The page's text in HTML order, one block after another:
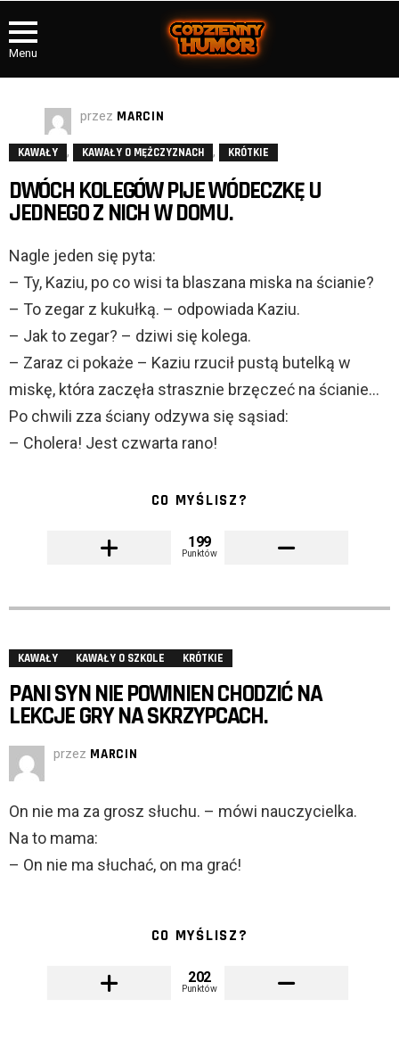
Menu
przez MARCIN
KAWAŁY , KAWAŁY O MĘŻCZYZNACH , KRÓTKIE
DWÓCH KOLEGÓW PIJE WÓDECZKĘ U
JEDNEGO Z NICH W DOMU.
Nagle jeden się pyta:
– Ty, Kaziu, po co wisi ta blaszana miska na ścianie?
– To zegar z kukułką. – odpowiada Kaziu.
– Jak to zegar? – dziwi się kolega.
– Zaraz ci pokaże – Kaziu rzucił pustą butelką w
miskę, która zaczęła strasznie brzęczeć na ścianie…
Po chwili zza ściany odzywa się sąsiad:
– Cholera! Jest czwarta rano!
CO MYŚLISZ?
199
Punktów
KAWAŁY KAWAŁY O SZKOLE KRÓTKIE
PANI SYN NIE POWINIEN CHODZIĆ NA
LEKCJE GRY NA SKRZYPCACH.
przez MARCIN
On nie ma za grosz słuchu. – mówi nauczycielka.
Na to mama:
– On nie ma słuchać, on ma grać!
CO MYŚLISZ?
202
Punktów